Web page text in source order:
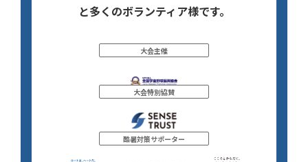
と多くのボランティア様です。
大会主催
大会特別協賛
酷暑対策サポーター